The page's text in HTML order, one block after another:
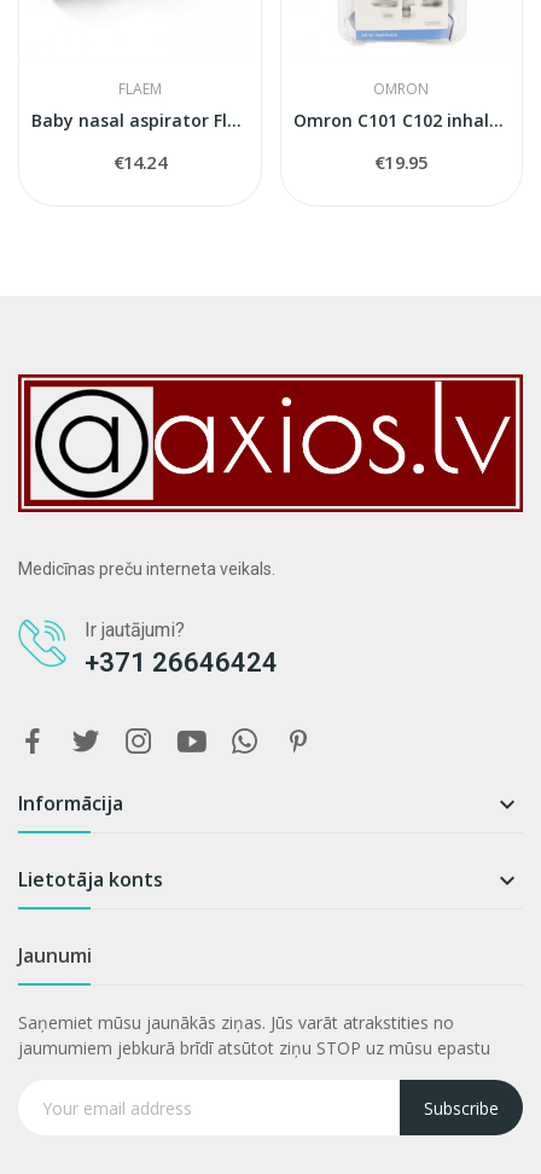
FLAEM
Baby nasal aspirator Flaem
€14.24
OMRON
Omron C101 C102 inhalatora komplekts
€19.95
Medicīnas preču interneta veikals.
Ir jautājumi?
+371 26646424
Informācija 
Lietotāja konts 
Jaunumi
Saņemiet mūsu jaunākās ziņas. Jūs varāt atrakstities no
jaumumiem jebkurā brīdī atsūtot ziņu STOP uz mūsu epastu
Subscribe